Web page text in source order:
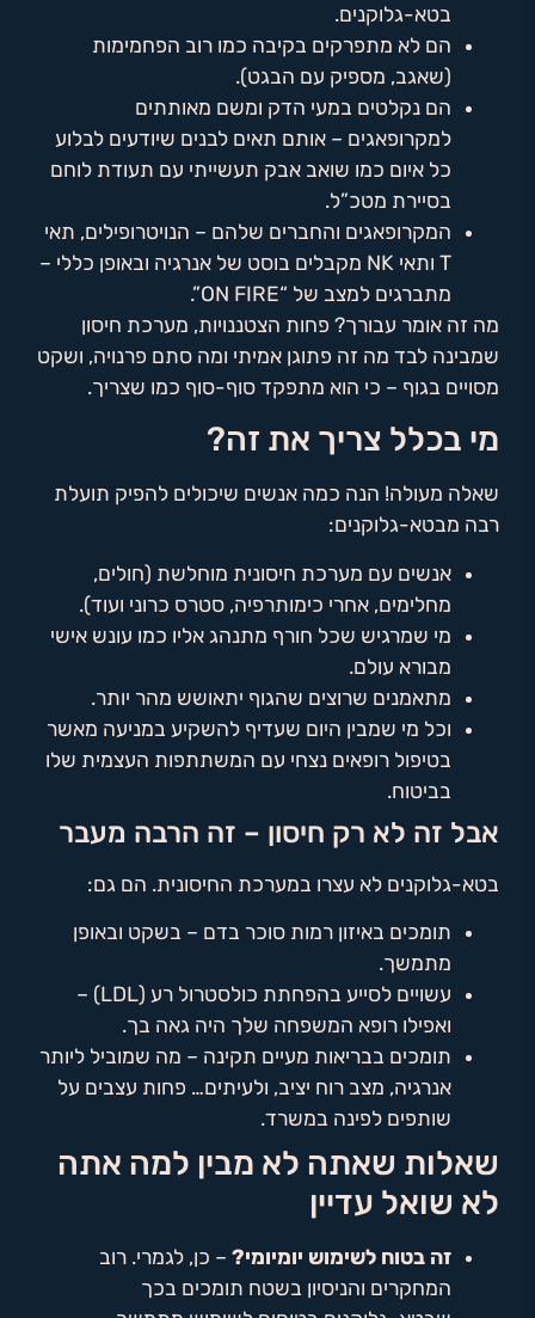
בטא-גלוקנים.
הם לא מתפרקים בקיבה כמו רוב הפחמימות
(שאגב, מספיק עם הבגט).
הם נקלטים במעי הדק ומשם מאותתים
למקרופאגים – אותם תאים לבנים שיודעים לבלוע
כל איום כמו שואב אבק תעשייתי עם תעודת לוחם
בסיירת מטכ”ל.
המקרופאגים והחברים שלהם – הנויטרופילים, תאי
T ותאי NK מקבלים בוסט של אנרגיה ובאופן כללי –
מתברגים למצב של “ON FIRE”.
מה זה אומר עבורך? פחות הצטננויות, מערכת חיסון
שמבינה לבד מה זה פתוגן אמיתי ומה סתם פרנויה, ושקט
מסויים בגוף – כי הוא מתפקד סוף-סוף כמו שצריך.
מי בכלל צריך את זה?
שאלה מעולה! הנה כמה אנשים שיכולים להפיק תועלת
רבה מבטא-גלוקנים:
אנשים עם מערכת חיסונית מוחלשת (חולים,
מחלימים, אחרי כימותרפיה, סטרס כרוני ועוד).
מי שמרגיש שכל חורף מתנהג אליו כמו עונש אישי
מבורא עולם.
מתאמנים שרוצים שהגוף יתאושש מהר יותר.
וכל מי שמבין היום שעדיף להשקיע במניעה מאשר
בטיפול רופאים נצחי עם המשתתפות העצמית שלו
בביטוח.
אבל זה לא רק חיסון – זה הרבה מעבר
בטא-גלוקנים לא עצרו במערכת החיסונית. הם גם:
תומכים באיזון רמות סוכר בדם – בשקט ובאופן
מתמשך.
עשויים לסייע בהפחתת כולסטרול רע (LDL) –
ואפילו רופא המשפחה שלך היה גאה בך.
תומכים בבריאות מעיים תקינה – מה שמוביל ליותר
אנרגיה, מצב רוח יציב, ולעיתים… פחות עצבים על
שותפים לפינה במשרד.
שאלות שאתה לא מבין למה אתה
לא שואל עדיין
זה בטוח לשימוש יומיומי? – כן, לגמרי. רוב
המחקרים והניסיון בשטח תומכים בכך